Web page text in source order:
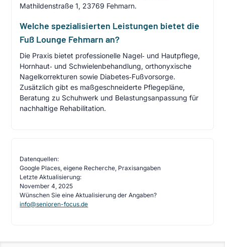
Mathildenstraße 1, 23769 Fehmarn.
Welche spezialisierten Leistungen bietet die
Fuß Lounge Fehmarn an?
Die Praxis bietet professionelle Nagel‑ und Hautpflege,
Hornhaut‑ und Schwielenbehandlung, orthonyxische
Nagelkorrekturen sowie Diabetes‑Fußvorsorge.
Zusätzlich gibt es maßgeschneiderte Pflegepläne,
Beratung zu Schuhwerk und Belastungsanpassung für
nachhaltige Rehabilitation.
Datenquellen:
Google Places, eigene Recherche, Praxisangaben
Letzte Aktualisierung:
November 4, 2025
Wünschen Sie eine Aktualisierung der Angaben?
info@senioren-focus.de